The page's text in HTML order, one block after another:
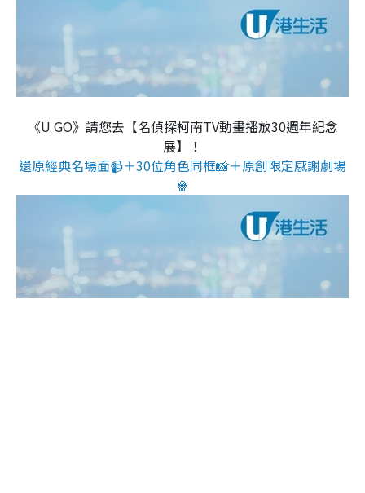
《U GO》請您去【名偵探柯南TV動畫播放30週年紀念
展】！
還原經典名場面📹＋30位角色同框📸＋原創限定感謝劇場
🍿